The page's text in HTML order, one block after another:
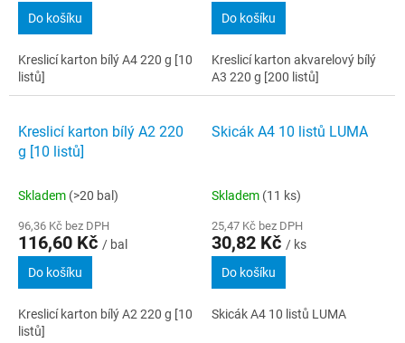
Do košíku
Kreslicí karton bílý A4 220 g [10
listů]
Do košíku
Kreslicí karton akvarelový bílý
A3 220 g [200 listů]
Kreslicí karton bílý A2 220
g [10 listů]
Skladem (>20 bal)
96,36 Kč bez DPH
116,60 Kč / bal
Do košíku
Kreslicí karton bílý A2 220 g [10
listů]
Skicák A4 10 listů LUMA
Skladem (11 ks)
25,47 Kč bez DPH
30,82 Kč / ks
Do košíku
Skicák A4 10 listů LUMA